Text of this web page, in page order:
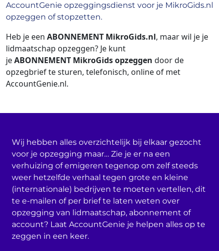
AccountGenie opzeggingsdienst voor je MikroGids.nl
opzeggen of stopzetten.
Heb je een ABONNEMENT MikroGids.nl, maar wil je je
lidmaatschap opzeggen? Je kunt
jeABONNEMENT MikroGidsopzeggen door de
opzegbrief te sturen, telefonisch, online of met
AccountGenie.nl.
Wij hebben alles overzichtelijk bij elkaar gezocht
voor je opzegging maar… Zie je er na een
verhuizing of emigeren tegenop om zelf steeds
weer hetzelfde verhaal tegen grote en kleine
(internationale) bedrijven te moeten vertellen, dit
te e-mailen of per brief te laten weten over
opzegging van lidmaatschap, abonnement of
account? Laat AccountGenie je helpen alles op te
zeggen in een keer.